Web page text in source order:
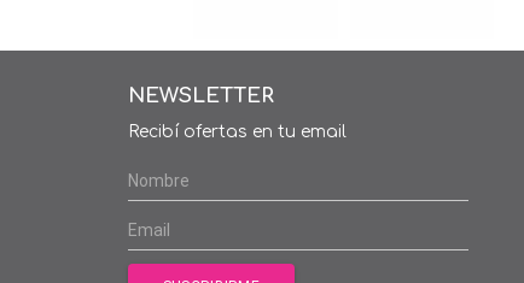
NEWSLETTER
Recibí ofertas en tu email